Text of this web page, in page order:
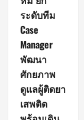
ระดับทีม
Case
Manager
พัฒนา
ศักยภาพ
ดูแลผู้ติดยา
เสพติด